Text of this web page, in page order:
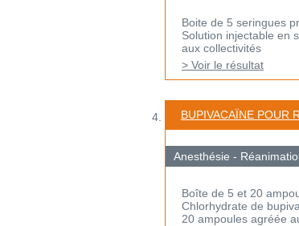
Boite de 5 seringues
Solution injectable en
aux collectivités
> Voir le résultat
BUPIVACAÏNE POUR
Anesthésie -
Boîte de 5 et 20
Chlorhydrate de
20 ampoules agréée